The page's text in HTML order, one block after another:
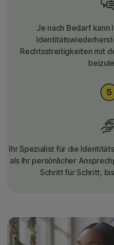
Je nach Bedarf kann
Rechtsstreitigkeiten mit
Ihr Spezialist für die
als Ihr persönlicher
Schritt für Schritt,